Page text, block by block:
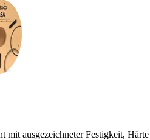
mit ausgezeichneter Festigkeit,